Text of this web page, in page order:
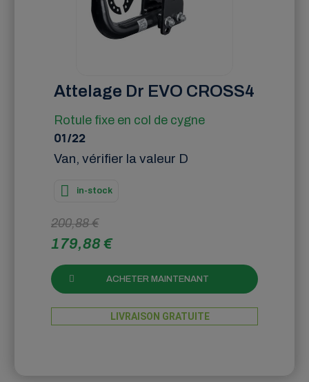
Attelage Dr EVO CROSS4
Rotule fixe en col de cygne
01/22
Van, vérifier la valeur D
in-stock
200,88 €
179,88 €
ACHETER MAINTENANT
LIVRAISON GRATUITE